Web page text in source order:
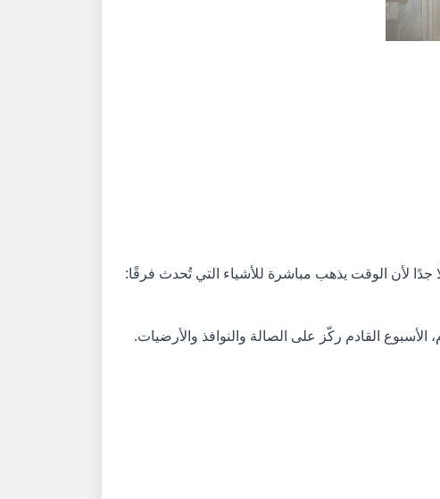
جدًا لأن الوقت يذهب مباشرة للأشياء التي تُحدث فرقًا:
الأسبوع القادم ركّز على الصالة والنوافذ والأرضيات.